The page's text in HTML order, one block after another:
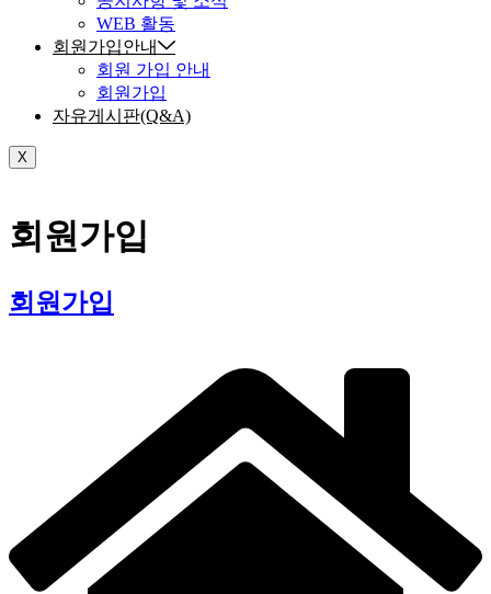
WEB 활동
회원가입안내
회원 가입 안내
회원가입
자유게시판(Q&A)
X
회원가입
회원가입